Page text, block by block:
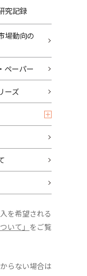
究記録
場動向の
ペーパー
ーズ
を希望される
いて」 をご覧
らない場合は